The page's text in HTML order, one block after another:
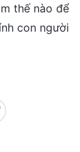
thế nào để
con người